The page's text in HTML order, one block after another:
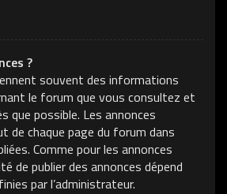
?
souvent des informations
le forum que vous consultez et
que possible. Les annonces
de chaque page du forum dans
Comme pour les annonces
de publier des annonces dépend
par l’administrateur.